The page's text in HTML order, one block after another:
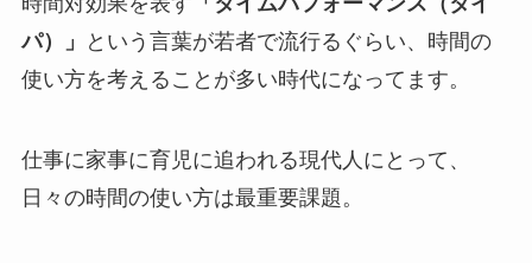
パ）」
という言葉が若者で流行るぐらい、時間の
使い方を考えることが多い時代になってます。
仕事に家事に育児に追われる現代人にとって、
日々の時間の使い方は最重要課題。